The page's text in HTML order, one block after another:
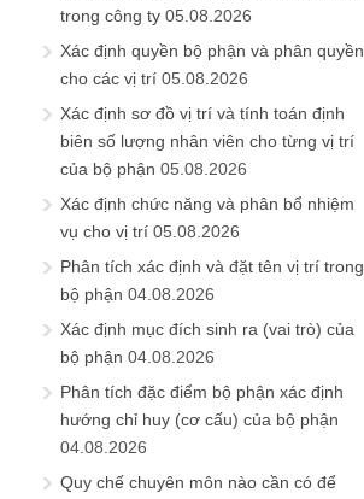
trong công ty 05.08.2026
Xác định quyền bộ phận và phân quyền
cho các vị trí 05.08.2026
Xác định sơ đồ vị trí và tính toán định
biên số lượng nhân viên cho từng vị trí
của bộ phận 05.08.2026
Xác định chức năng và phân bổ nhiệm
vụ cho vị trí 05.08.2026
Phân tích xác định và đặt tên vị trí trong
bộ phận 04.08.2026
Xác định mục đích sinh ra (vai trò) của
bộ phận 04.08.2026
Phân tích đặc điểm bộ phận xác định
hướng chỉ huy (cơ cấu) của bộ phận
04.08.2026
Quy chế chuyên môn nào cần có để